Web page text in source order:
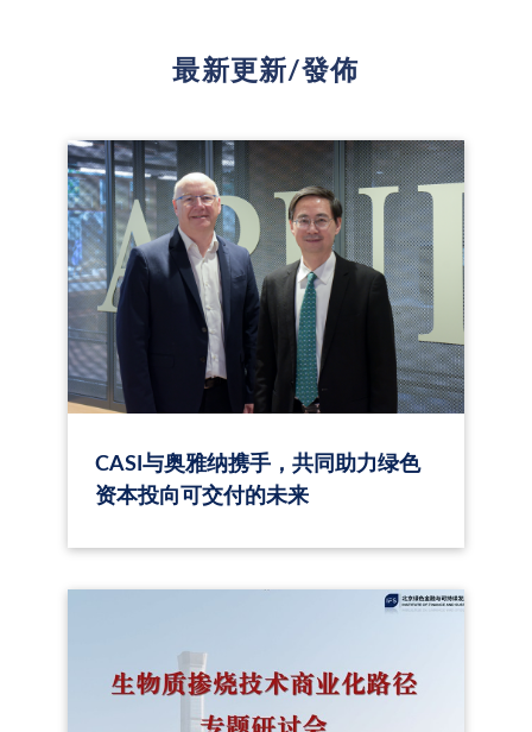
最新更新/發佈
CASI与奥雅纳携手，共同助力绿色
资本投向可交付的未来